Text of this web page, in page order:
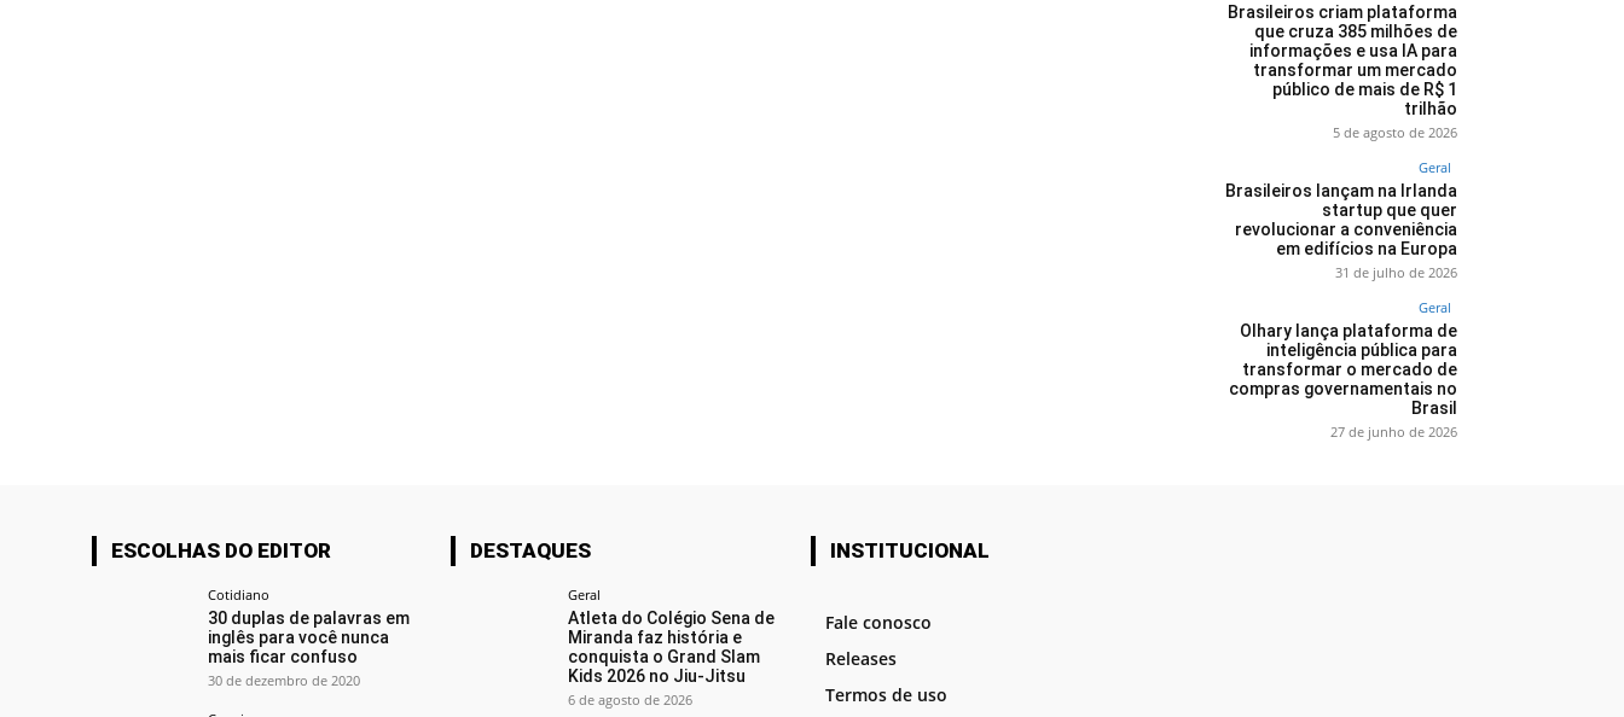
Brasileiros criam plataforma
que cruza 385 milhões de
informações e usa IA para
transformar um mercado
público de mais de R$ 1
trilhão
5 de agosto de 2026
Geral
Brasileiros lançam na Irlanda
startup que quer
revolucionar a conveniência
em edifícios na Europa
31 de julho de 2026
Geral
Olhary lança plataforma de
inteligência pública para
transformar o mercado de
compras governamentais no
Brasil
27 de junho de 2026
ESCOLHAS DO EDITOR
Cotidiano
30 duplas de palavras em
inglês para você nunca
mais ficar confuso
30 de dezembro de 2020
DESTAQUES
Geral
Atleta do Colégio Sena de
Miranda faz história e
conquista o Grand Slam
Kids 2026 no Jiu-Jitsu
6 de agosto de 2026
INSTITUCIONAL
Fale conosco
Releases
Termos de uso